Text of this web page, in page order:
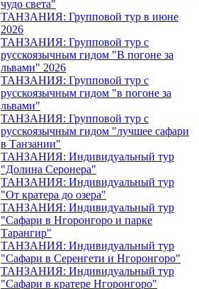
чудо света"
ТАНЗАНИЯ: Групповой тур в июне
2026
ТАНЗАНИЯ: Групповой тур с
русскоязычным гидом "В погоне за
львами" 2026
ТАНЗАНИЯ: Групповой тур с
русскоязычным гидом "в погоне за
львами"
ТАНЗАНИЯ: Групповой тур с
русскоязычным гидом "лучшее сафари
в Танзании"
ТАНЗАНИЯ: Индивидуальный тур
"Долина Серонера"
ТАНЗАНИЯ: Индивидуальный тур
"От кратера до озера"
ТАНЗАНИЯ: Индивидуальный тур
"Сафари в Нгоронгоро и парке
Тарангир"
ТАНЗАНИЯ: Индивидуальный тур
"Сафари в Серенгети и Нгоронгоро"
ТАНЗАНИЯ: Индивидуальный тур
"Сафари в кратере Нгоронгоро"